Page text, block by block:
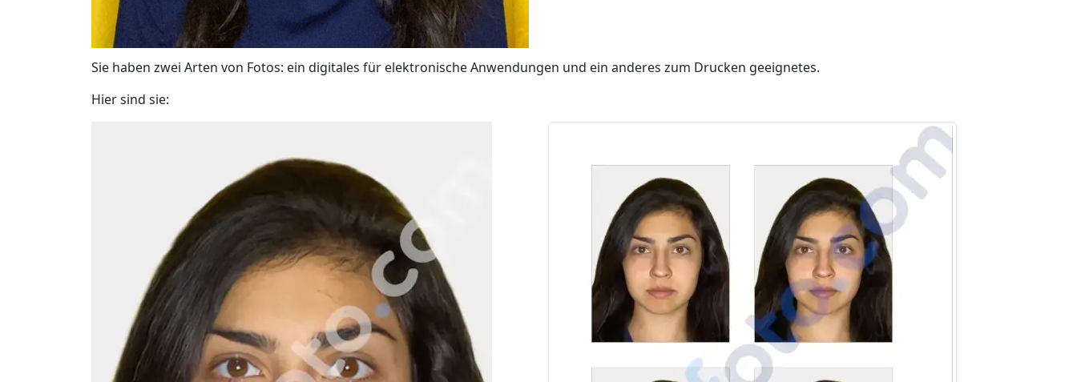
Sie haben zwei Arten von Fotos: ein digitales für elektronische Anwendungen und ein anderes zum Drucken geeignetes.
Hier sind sie: